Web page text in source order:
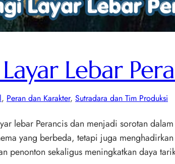
Lebar
, Peran dan Karakter, Sutradara dan Tim Produksi
lebar Perancis dan menjadi sorotan
yang berbeda, tetapi juga
penonton sekaligus meningkatkan daya